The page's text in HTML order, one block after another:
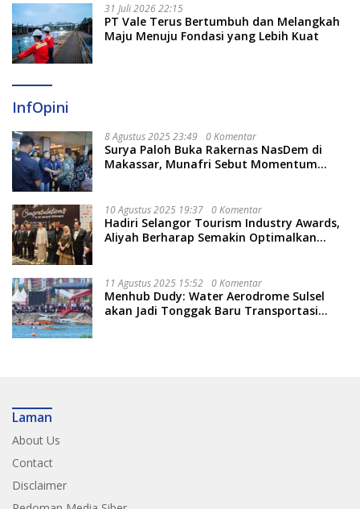
31 Juli 2026 22:15
PT Vale Terus Bertumbuh dan Melangkah
Maju Menuju Fondasi yang Lebih Kuat
InfOpini
8 Agustus 2025 23:49 0 Komentar
Surya Paloh Buka Rakernas NasDem di
Makassar, Munafri Sebut Momentum
10 Agustus 2025 19:37 0 Komentar
Hadiri Selangor Tourism Industry Awards,
Aliyah Berharap Semakin Optimalkan
11 Agustus 2025 15:52 0 Komentar
Menhub Dudy: Water Aerodrome Sulsel
akan Jadi Tonggak Baru Transportasi
Laman
About Us
Contact
Disclaimer